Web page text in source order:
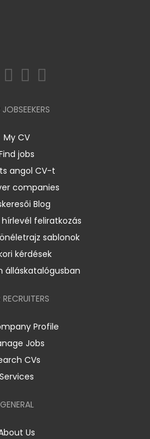
My CV
jobs
angol CV-t
companies
Blog
hírlevél feliratkozás
sablonok
kérdések
álláskatalógusban
Profile
Jobs
CVs
Services
GENERAL
Us